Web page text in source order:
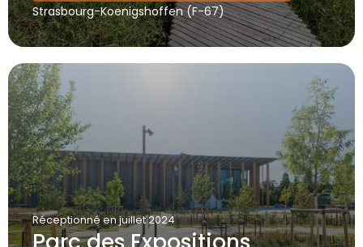
Strasbourg-Koenigshoffen (F-67)
Réceptionnéen juillet 2024